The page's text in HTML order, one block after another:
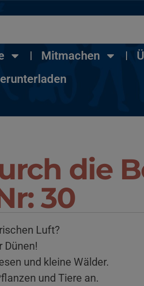
Mitmachen
die
30
Luft?
Dünen!
und kleine Wälder.
und Tiere an.